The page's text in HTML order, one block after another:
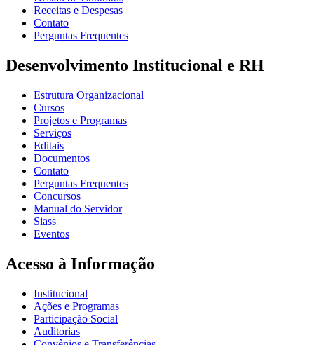
Receitas e Despesas
Contato
Perguntas Frequentes
Desenvolvimento Institucional e RH
Estrutura Organizacional
Cursos
Projetos e Programas
Serviços
Editais
Documentos
Contato
Perguntas Frequentes
Concursos
Manual do Servidor
Siass
Eventos
Acesso à Informação
Institucional
Ações e Programas
Participação Social
Auditorias